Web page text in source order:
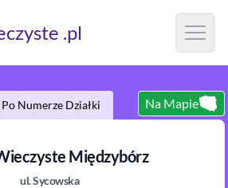
.pl Open
Po Numerze Działki Na Mapie
Międzybórz
ul.Sycowska